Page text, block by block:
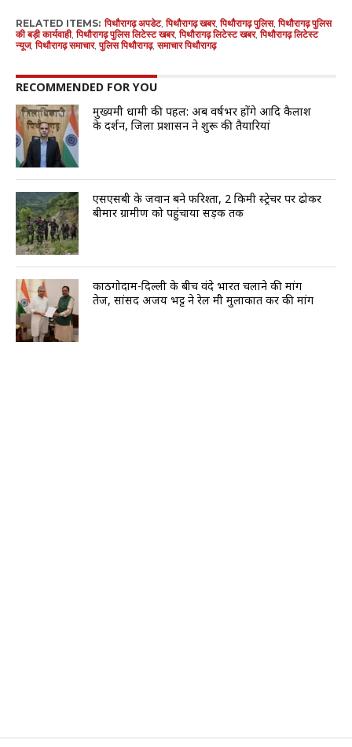
RELATED ITEMS: पिथौरागढ़ अपडेट,पिथौरागढ़ खबर,पिथौरागढ़ पुलिस,पिथौरागढ़ पुलिस
की बड़ी कार्यवाही,पिथौरागढ़ पुलिस लिटेस्ट खबर,पिथौरागढ़ लिटेस्ट खबर,पिथौरागढ़ लिटेस्ट
न्यूज,पिथौरागढ़ समाचार,पुलिस पिथौरागढ़,समाचार पिथौरागढ़
RECOMMENDED FOR YOU
मुख्यमंत्री धामी की पहल: अब वर्षभर होंगे आदि कैलाश
के दर्शन, जिला प्रशासन ने शुरू की तैयारियां
एसएसबी के जवान बने फरिश्ता, 2 किमी स्ट्रेचर पर ढोकर
बीमार ग्रामीण को पहुंचाया सड़क तक
काठगोदाम-दिल्ली के बीच वंदे भारत चलाने की मांग
तेज, सांसद अजय भट्ट ने रेल मंत्री मुलाकात कर की मांग